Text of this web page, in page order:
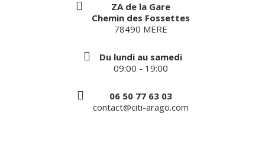
ZA de la Gare
Chemin des Fossettes
78490 MERE
Du lundi au samedi
09:00 - 19:00
06 50 77 63 03
contact@citi-arago.com